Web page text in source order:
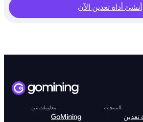
أنشئ أداة تعدين الآن
معلومات عن
GoMining
المنتجات
تعدين